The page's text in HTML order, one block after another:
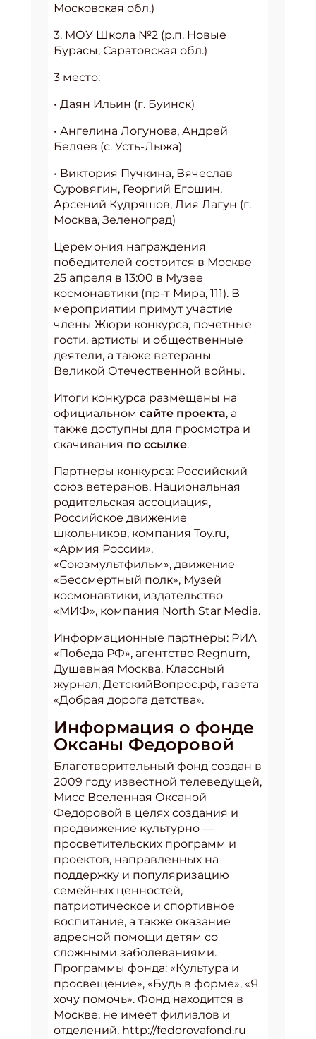
Московская обл.)
3. МОУ Школа №2 (р.п. Новые
Бурасы, Саратовская обл.)
3 место:
• Даян Ильин (г. Буинск)
• Ангелина Логунова, Андрей
Беляев (с. Усть-Лыжа)
• Виктория Пучкина, Вячеслав
Суровягин, Георгий Егошин,
Арсений Кудряшов, Лия Лагун (г.
Москва, Зеленоград)
Церемония награждения
победителей состоится в Москве
25 апреля в 13:00 в Музее
космонавтики (пр-т Мира, 111). В
мероприятии примут участие
члены Жюри конкурса, почетные
гости, артисты и общественные
деятели, а также ветераны
Великой Отечественной войны.
Итоги конкурса размещены на
официальном сайте проекта, а
также доступны для просмотра и
скачивания по ссылке.
Партнеры конкурса: Российский
союз ветеранов, Национальная
родительская ассоциация,
Российское движение
школьников, компания Toy.ru,
«Армия России»,
«Союзмультфильм», движение
«Бессмертный полк», Музей
космонавтики, издательство
«МИФ», компания North Star Media.
Информационные партнеры: РИА
«Победа РФ», агентство Regnum,
Душевная Москва, Классный
журнал, ДетскийВопрос.рф, газета
«Добрая дорога детства».
Информация о фонде
Оксаны Федоровой
Благотворительный фонд создан в
2009 году известной телеведущей,
Мисс Вселенная Оксаной
Федоровой в целях создания и
продвижение культурно —
просветительских программ и
проектов, направленных на
поддержку и популяризацию
семейных ценностей,
патриотическое и спортивное
воспитание, а также оказание
адресной помощи детям со
сложными заболеваниями.
Программы фонда: «Культура и
просвещение», «Будь в форме», «Я
хочу помочь». Фонд находится в
Москве, не имеет филиалов и
отделений. http://fedorovafond.ru